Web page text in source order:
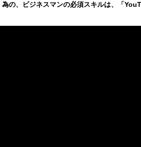
の、ビジネスマンの必須スキルは、「